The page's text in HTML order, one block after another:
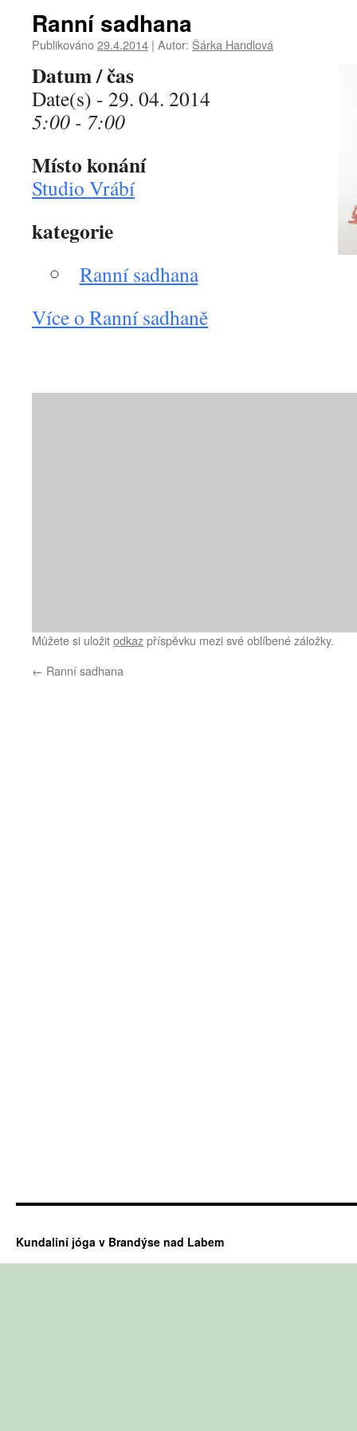
Ranní sadhana
Publikováno29.4.2014 | Autor: Šárka Handlová
Datum / čas
Date(s) - 29. 04. 2014
5:00 - 7:00
Místo konání
Studio Vrábí
kategorie
Ranní sadhana
Více o Ranní sadhaně
Můžete si uložitodkazpříspěvku mezi své oblíbené záložky.
← Ranní sadhana
Kundaliní jóga v Brandýse nad Labem